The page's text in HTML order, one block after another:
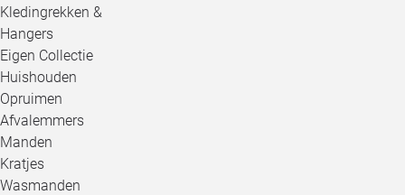
Kledingrekken &
Hangers
Eigen Collectie
Huishouden
Opruimen
Afvalemmers
Manden
Kratjes
Wasmanden